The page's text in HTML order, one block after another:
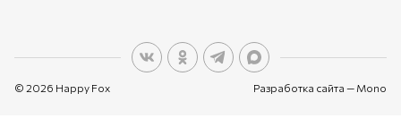
О персональных данных
© 2026 Happy Fox Разработка сайта — Mono